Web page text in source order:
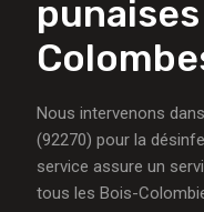
Nous intervenons
(92270) pour la
service assure un
tous les Bois-